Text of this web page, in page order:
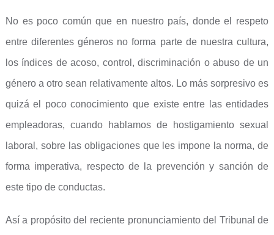
No es poco común que en nuestro país, donde el respeto
entre diferentes géneros no forma parte de nuestra cultura,
los índices de acoso, control, discriminación o abuso de un
género a otro sean relativamente altos. Lo más sorpresivo es
quizá el poco conocimiento que existe entre las entidades
empleadoras, cuando hablamos de hostigamiento sexual
laboral, sobre las obligaciones que les impone la norma, de
forma imperativa, respecto de la prevención y sanción de
este tipo de conductas.
Así a propósito del reciente pronunciamiento del Tribunal de